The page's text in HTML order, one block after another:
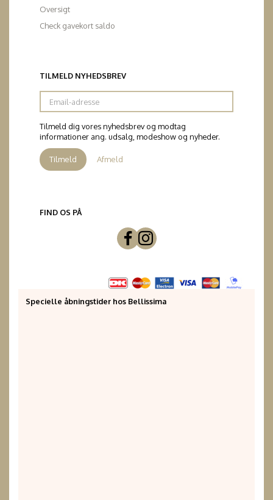
Oversigt
Check gavekort saldo
TILMELD NYHEDSBREV
Email-
adresse
Tilmeld dig vores nyhedsbrev og modtag
informationer ang. udsalg, modeshow og nyheder.
Tilmeld Afmeld
FIND OS PÅ
Specielle åbningstider hos Bellissima